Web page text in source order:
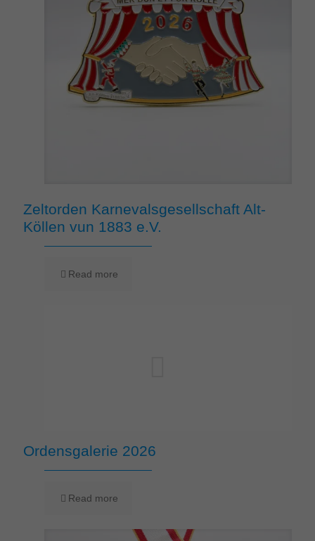
Zeltorden Karnevalsgesellschaft Alt-
Köllen vun 1883 e.V.
Read more
Ordensgalerie 2026
Read more